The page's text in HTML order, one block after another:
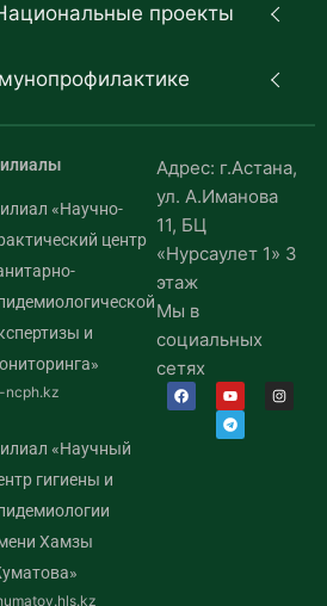
проекты
«Научно-
центр
и
ncph.kz
«Научный
гигиены и
Хамзы
Адрес: г.Астана,
ул. А.Иманова
11, БЦ
«Нурсаулет 1» 3
этаж
Мы в
социальных
сетях